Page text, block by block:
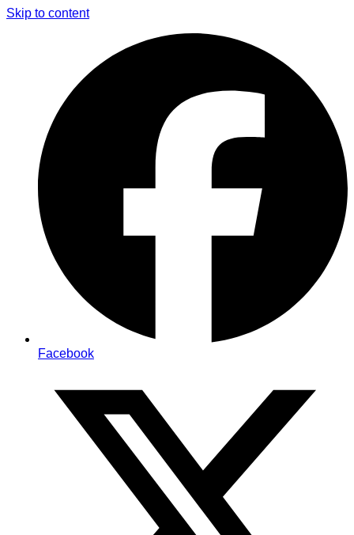
Skip to content
Facebook